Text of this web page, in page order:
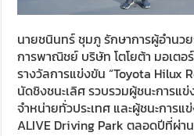
นายชนินทร์ ชุมภู รักษาการผู้อำนว
การพาณิชย์ บริษัท โตโยต้า มอเตอ
รางวัลการแข่งขัน “Toyota Hilux
นัดชิงชนะเลิศ รวบรวมผู้ชนะการแ
จำหน่ายทั่วประเทศ และผู้ชนะการ
ALIVE Driving Park ตลอดปีที่ผ่า